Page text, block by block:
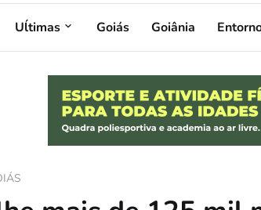
Uĺtimas Goiás Goiânia